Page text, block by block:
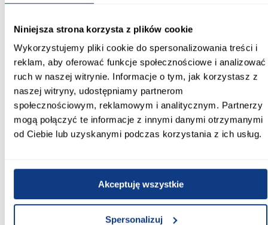
Niniejsza strona korzysta z plików cookie
Wykorzystujemy pliki cookie do spersonalizowania treści i
reklam, aby oferować funkcje społecznościowe i analizować
ruch w naszej witrynie. Informacje o tym, jak korzystasz z
naszej witryny, udostępniamy partnerom
społecznościowym, reklamowym i analitycznym. Partnerzy
mogą połączyć te informacje z innymi danymi otrzymanymi
od Ciebie lub uzyskanymi podczas korzystania z ich usług.
Akceptuję wszystkie
Spersonalizuj
Tak
Regulacja na profilu przyściennym:
Tak
Szkło hartowane:
Tak
Zobacz więcej >
Inni Klienci sprawdzali również